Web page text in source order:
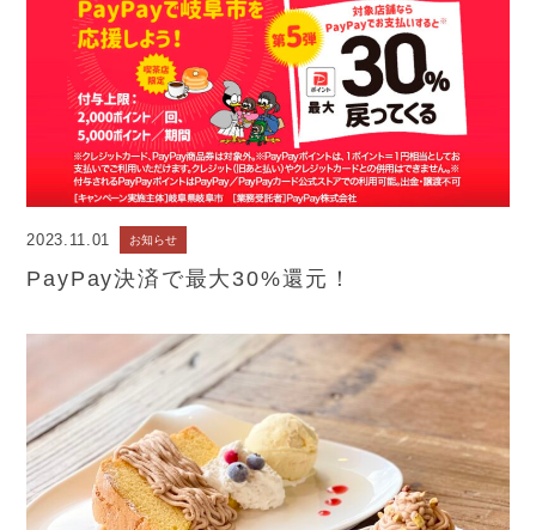
2023.11.01 お知らせ
PayPay決済で最大30%還元！